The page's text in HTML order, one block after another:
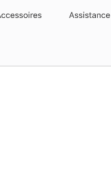
Assistance